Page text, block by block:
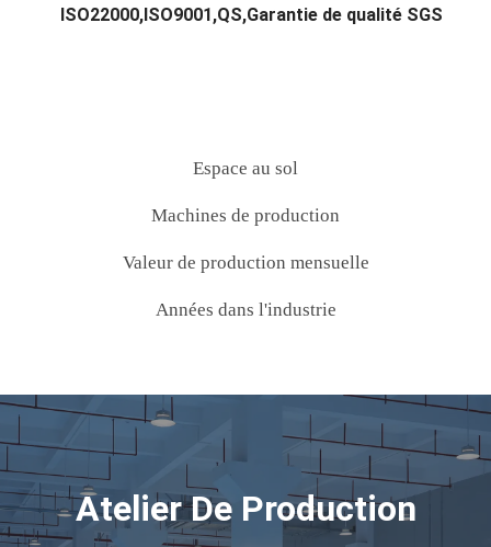
ISO22000,ISO9001,QS,Garantie de qualité SGS
Espace au sol
Machines de production
Valeur de production mensuelle
Années dans l'industrie
Atelier De Production